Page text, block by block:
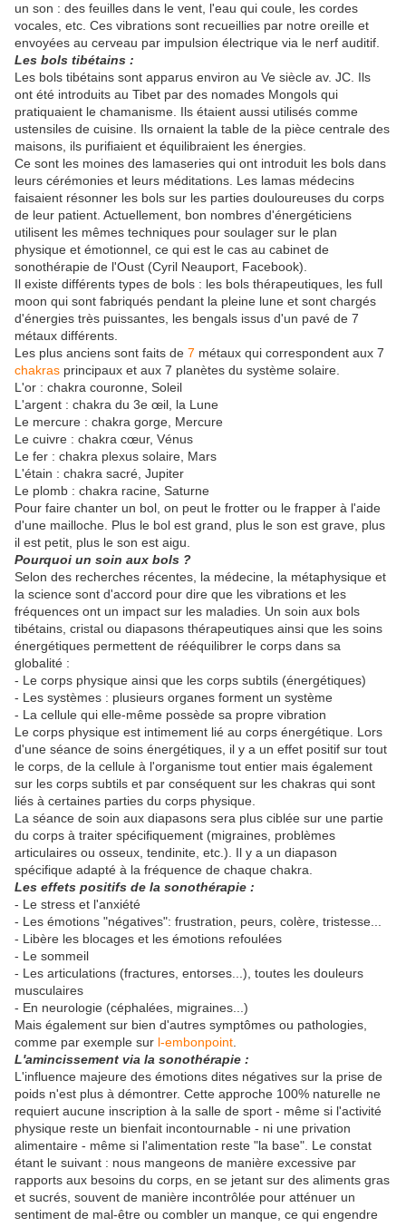
un son : des feuilles dans le vent, l'eau qui coule, les cordes
vocales, etc. Ces vibrations sont recueillies par notre oreille et
envoyées au cerveau par impulsion électrique via le nerf auditif.
Les bols tibétains :
Les bols tibétains sont apparus environ au Ve siècle av. JC. Ils
ont été introduits au Tibet par des nomades Mongols qui
pratiquaient le chamanisme. Ils étaient aussi utilisés comme
ustensiles de cuisine. Ils ornaient la table de la pièce centrale des
maisons, ils purifiaient et équilibraient les énergies.
Ce sont les moines des lamaseries qui ont introduit les bols dans
leurs cérémonies et leurs méditations. Les lamas médecins
faisaient résonner les bols sur les parties douloureuses du corps
de leur patient. Actuellement, bon nombres d'énergéticiens
utilisent les mêmes techniques pour soulager sur le plan
physique et émotionnel, ce qui est le cas au cabinet de
sonothérapie de l'Oust (Cyril Neauport, Facebook).
Il existe différents types de bols : les bols thérapeutiques, les full
moon qui sont fabriqués pendant la pleine lune et sont chargés
d'énergies très puissantes, les bengals issus d'un pavé de 7
métaux différents.
Les plus anciens sont faits de 7 métaux qui correspondent aux 7
chakras principaux et aux 7 planètes du système solaire.
L'or : chakra couronne, Soleil
L'argent : chakra du 3e œil, la Lune
Le mercure : chakra gorge, Mercure
Le cuivre : chakra cœur, Vénus
Le fer : chakra plexus solaire, Mars
L'étain : chakra sacré, Jupiter
Le plomb : chakra racine, Saturne
Pour faire chanter un bol, on peut le frotter ou le frapper à l'aide
d'une mailloche. Plus le bol est grand, plus le son est grave, plus
il est petit, plus le son est aigu.
Pourquoi un soin aux bols ?
Selon des recherches récentes, la médecine, la métaphysique et
la science sont d'accord pour dire que les vibrations et les
fréquences ont un impact sur les maladies. Un soin aux bols
tibétains, cristal ou diapasons thérapeutiques ainsi que les soins
énergétiques permettent de rééquilibrer le corps dans sa
globalité :
- Le corps physique ainsi que les corps subtils (énergétiques)
- Les systèmes : plusieurs organes forment un système
- La cellule qui elle-même possède sa propre vibration
Le corps physique est intimement lié au corps énergétique. Lors
d'une séance de soins énergétiques, il y a un effet positif sur tout
le corps, de la cellule à l'organisme tout entier mais également
sur les corps subtils et par conséquent sur les chakras qui sont
liés à certaines parties du corps physique.
La séance de soin aux diapasons sera plus ciblée sur une partie
du corps à traiter spécifiquement (migraines, problèmes
articulaires ou osseux, tendinite, etc.). Il y a un diapason
spécifique adapté à la fréquence de chaque chakra.
Les effets positifs de la sonothérapie :
- Le stress et l'anxiété
- Les émotions "négatives": frustration, peurs, colère, tristesse...
- Libère les blocages et les émotions refoulées
- Le sommeil
- Les articulations (fractures, entorses...), toutes les douleurs
musculaires
- En neurologie (céphalées, migraines...)
Mais également sur bien d'autres symptômes ou pathologies,
comme par exemple sur l-embonpoint
L'amincissement via la sonothérapie :
L'influence majeure des émotions dites négatives sur la prise de
poids n'est plus à démontrer. Cette approche 100% naturelle ne
requiert aucune inscription à la salle de sport - même si l'activité
physique reste un bienfait incontournable - ni une privation
alimentaire - même si l'alimentation reste "la base". Le constat
étant le suivant : nous mangeons de manière excessive par
rapports aux besoins du corps, en se jetant sur des aliments gras
et sucrés, souvent de manière incontrôlée pour atténuer un
sentiment de mal-être ou combler un manque, ce qui engendre